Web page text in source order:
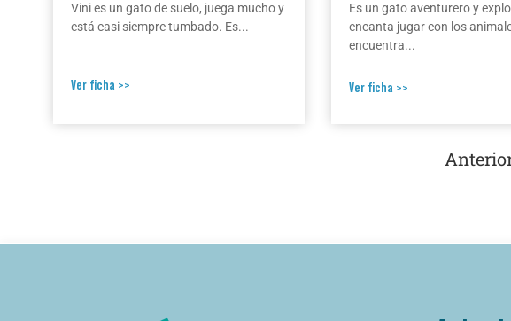
Vini es un gato de suelo, juega mucho y
está casi siempre tumbado. Es...
Ver ficha >>
Es un gato aventurero y
encanta jugar con los
encuentra...
Ver ficha >>